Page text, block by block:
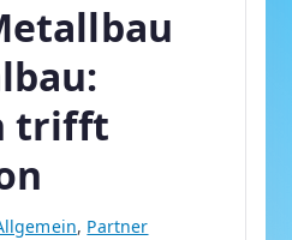
trifft
, Partner